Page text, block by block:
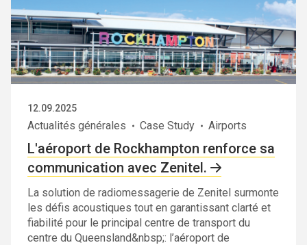
12.09.2025
Actualités générales Case Study Airports
L'aéroport de Rockhampton renforce sa
communication avec Zenitel.
La solution de radiomessagerie de Zenitel surmonte
les défis acoustiques tout en garantissant clarté et
fiabilité pour le principal centre de transport du
centre du Queensland&nbsp;: l’aéroport de